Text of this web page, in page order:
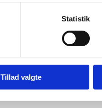
Statistik
Tillad valgte